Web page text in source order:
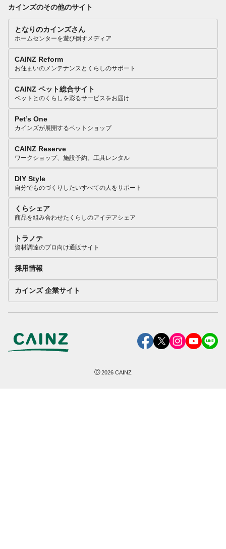
カインズのその他のサイト
となりのカインズさん
ホームセンターを遊び倒すメディア
CAINZ Reform
お住まいのメンテナンスとくらしのサポート
CAINZ ペット総合サイト
ペットとのくらしを彩るサービスをお届け
Pet’s One
カインズが展開するペットショップ
CAINZ Reserve
ワークショップ、施設予約、工具レンタル
DIY Style
自分でものづくりしたいすべての人をサポート
くらシェア
商品を組み合わせたくらしのアイデアシェア
トラノテ
資材調達のプロ向け通販サイト
採用情報
カインズ 企業サイト
©2026 CAINZ